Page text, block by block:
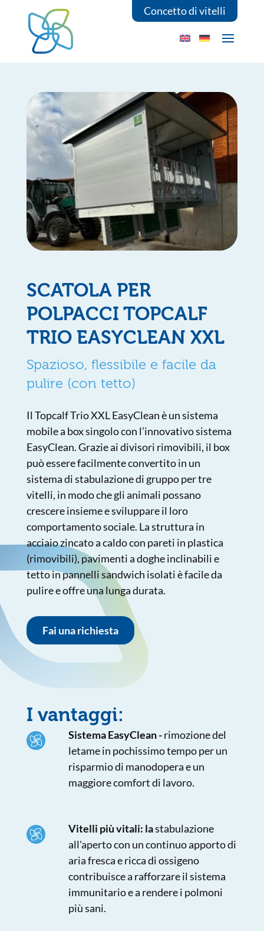
Concetto di vitelli
SCATOLA PER
POLPACCI TOPCALF
TRIO EASYCLEAN XXL
Spazioso, flessibile e facile da
pulire (con tetto)
Il Topcalf Trio XXL EasyClean è un sistema
mobile a box singolo con l’innovativo sistema
EasyClean. Grazie ai divisori rimovibili, il box
può essere facilmente convertito in un
sistema di stabulazione di gruppo per tre
vitelli, in modo che gli animali possano
crescere insieme e sviluppare il loro
comportamento sociale. La struttura in
acciaio zincato a caldo con pareti in plastica
(rimovibili), pavimenti a doghe inclinabili e
tetto in pannelli sandwich isolati è facile da
pulire e offre una lunga durata.
Fai una richiesta
I vantaggi:
Sistema EasyClean -rimozione del
letame in pochissimo tempo per un
risparmio di manodopera e un
maggiore comfort di lavoro.
Vitelli più vitali: lastabulazione
all'aperto con un continuo apporto di
aria fresca e ricca di ossigeno
contribuisce a rafforzare il sistema
immunitario e a rendere i polmoni
più sani.